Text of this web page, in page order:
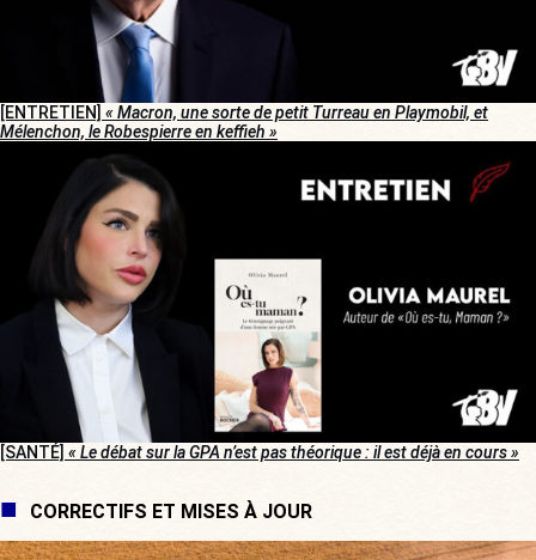
[ENTRETIEN] « Macron, une sorte de petit Turreau en Playmobil, et
Mélenchon, le Robespierre en keffieh »
[SANTÉ] « Le débat sur la GPA n’est pas théorique : il est déjà en cours »
CORRECTIFS ET MISES À JOUR